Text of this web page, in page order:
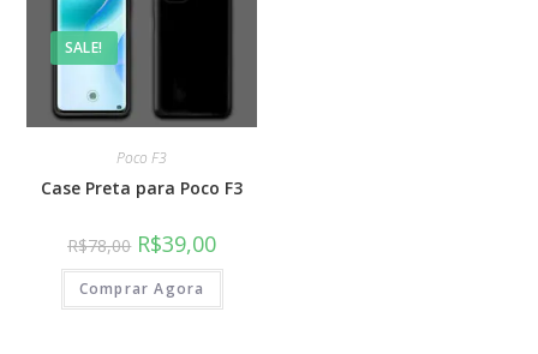
SALE!
Poco F3
Case Preta para Poco F3
R$78,00 R$39,00
Comprar Agora